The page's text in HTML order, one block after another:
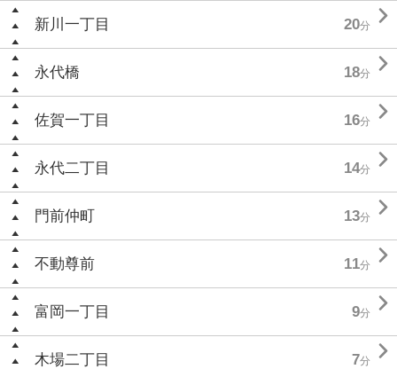
新川一丁目 20分 
永代橋 18分 
佐賀一丁目 16分 
永代二丁目 14分 
門前仲町 13分 
不動尊前 11分 
富岡一丁目 9分 
木場二丁目 7分 